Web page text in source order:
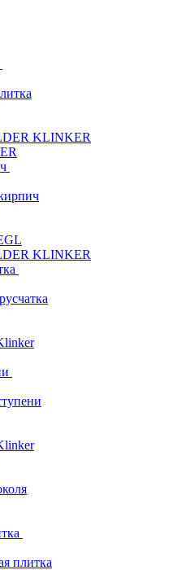
KLINKER
KLINKER
плитка